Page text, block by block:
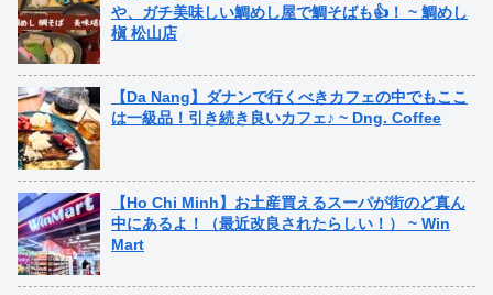
や、ガチ美味しい鯛めし屋で鯛そばも👍！ ~ 鯛めし
槇 松山店
【Da Nang】ダナンで行くべきカフェの中でもここ
は一級品！引き続き良いカフェ♪ ~ Dng. Coffee
【Ho Chi Minh】お土産買えるスーパが街のど真ん
中にあるよ！（最近改良されたらしい！） ~ Win
Mart